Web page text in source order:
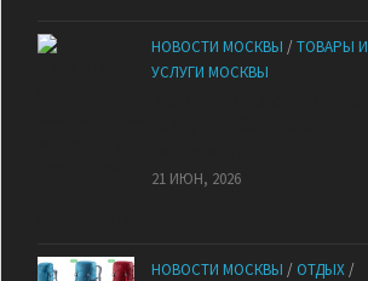
НОВОСТИ МОСКВЫ /ТОВАРЫ И
УСЛУГИ МОСКВЫ
21 ИЮН, 2026
НОВОСТИ МОСКВЫ / ОТДЫХ /